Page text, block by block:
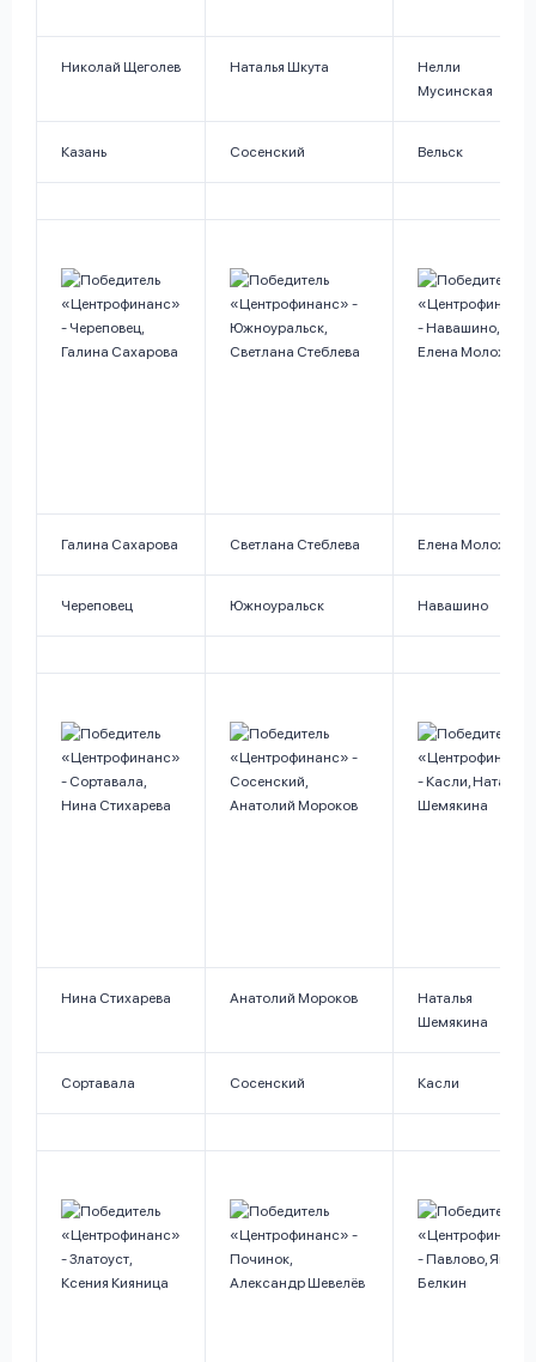
Николай Щеголев Наталья Шкута
Нелли
Мусинская
Казань Сосенский Вельск
Галина Сахарова Светлана Стеблева Елена Моложен
Череповец Южноуральск Навашино
Нина Стихарева Анатолий Мороков
Наталья
Шемякина
Сортавала Сосенский Касли